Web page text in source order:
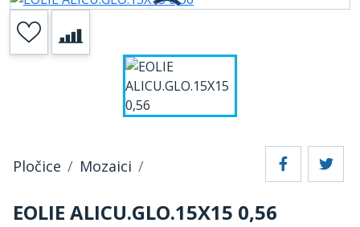
Pločice Mozaici
EOLIE ALICU.GLO.15X15 0,56